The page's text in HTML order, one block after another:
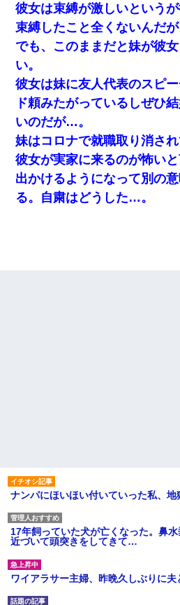
彼女は束縛が激しいという
束縛したこと全くないんだが
でも、このままだと妹が彼
い。
彼女は妹に友人代表のスピ
ド頼みたがっているしぜひ
いのだが…。
妹はコロナで就職取り消され
彼女が実家に来るのが怖い
出かけるようになって別の
る。自粛はどうした…。
ナンパにほいほい付いていった私、地
17年飼っていた犬が亡くなった。鼻
近づいて頭突きをしてきて…
ワイアラサー主婦、昨晩久しぶりに